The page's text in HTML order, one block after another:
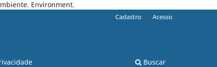
Environment.
Buscar
Cadastro Acesso